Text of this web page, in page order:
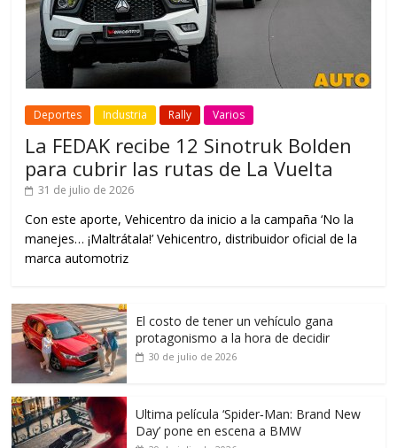
Deportes Industria Rally Varios
La FEDAK recibe 12 Sinotruk Bolden
para cubrir las rutas de La Vuelta
31 de julio de 2026
Con este aporte, Vehicentro da inicio a la campaña ‘No la
manejes… ¡Maltrátala!’ Vehicentro, distribuidor oficial de la
marca automotriz
El costo de tener un vehículo gana
protagonismo a la hora de decidir
30 de julio de 2026
Ultima película ‘Spider‑Man: Brand New
Day’ pone en escena a BMW